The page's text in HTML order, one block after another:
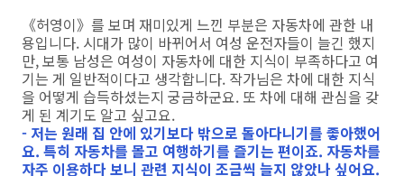
《허영이》를 보며 재미있게 느낀 부분은 자동차에 관한 내
용입니다. 시대가 많이 바뀌어서 여성 운전자들이 늘긴 했지
만, 보통 남성은 여성이 자동차에 대한 지식이 부족하다고 여
기는 게 일반적이다고 생각합니다. 작가님은 차에 대한 지식
을 어떻게 습득하셨는지 궁금하군요. 또 차에 대해 관심을 갖
게 된 계기도 알고 싶고요.
- 저는 원래 집 안에 있기보다 밖으로 돌아다니기를 좋아했어
요. 특히 자동차를 몰고 여행하기를 즐기는 편이죠. 자동차를
자주 이용하다 보니 관련 지식이 조금씩 늘지 않았나 싶어요.